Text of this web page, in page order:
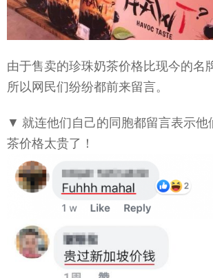
由于售卖的珍珠奶茶价格比现今的名
所以网民们纷纷都前来留言。
▼ 就连他们自己的同胞都留言表示他
茶价格太贵了！